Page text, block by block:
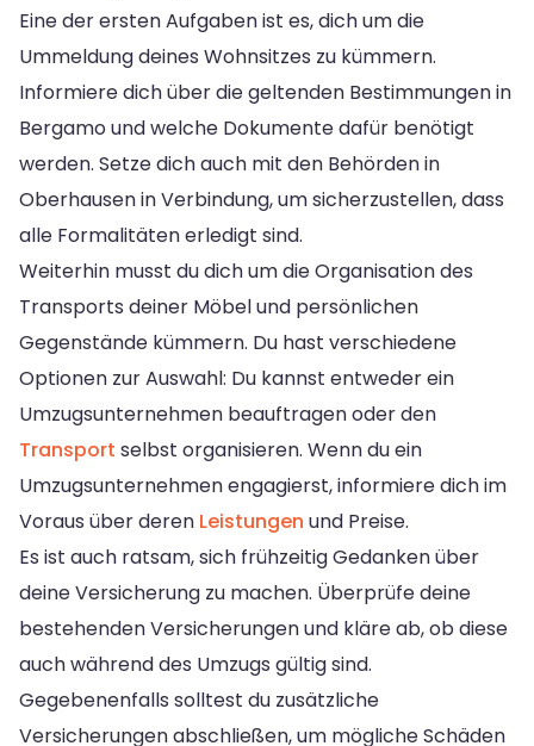
Eine der ersten Aufgaben ist es, dich um die
Ummeldung deines Wohnsitzes zu kümmern.
Informiere dich über die geltenden Bestimmungen in
Bergamo und welche Dokumente dafür benötigt
werden. Setze dich auch mit den Behörden in
Oberhausen in Verbindung, um sicherzustellen, dass
alle Formalitäten erledigt sind.
Weiterhin musst du dich um die Organisation des
Transports deiner Möbel und persönlichen
Gegenstände kümmern. Du hast verschiedene
Optionen zur Auswahl: Du kannst entweder ein
Umzugsunternehmen beauftragen oder den
Transport selbst organisieren. Wenn du ein
Umzugsunternehmen engagierst, informiere dich im
Voraus über deren Leistungen und Preise.
Es ist auch ratsam, sich frühzeitig Gedanken über
deine Versicherung zu machen. Überprüfe deine
bestehenden Versicherungen und kläre ab, ob diese
auch während des Umzugs gültig sind.
Gegebenenfalls solltest du zusätzliche
Versicherungen abschließen, um mögliche Schäden